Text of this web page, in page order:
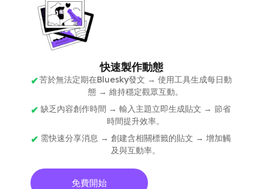
快速製作動態
苦於無法定期在Bluesky發文 → 使用工具生成每日動
態 → 維持穩定觀眾互動。
缺乏內容創作時間 → 輸入主題立即生成貼文 → 節省
時間提升效率。
需快速分享消息 → 創建含相關標籤的貼文 → 增加觸
及與互動率。
免費開始